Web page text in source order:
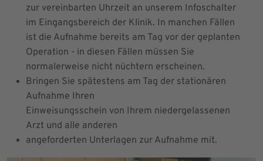
zur vereinbarten Uhrzeit an unserem Infoschalter
im Eingangsbereich der Klinik. In manchen Fällen
ist die Aufnahme bereits am Tag vor der geplanten
Operation - in diesen Fällen müssen Sie
normalerweise nicht nüchtern erscheinen.
Bringen Sie spätestens am Tag der stationären
Aufnahme Ihren
Einweisungsschein von Ihrem niedergelassenen
Arzt und alle anderen
angeforderten Unterlagen zur Aufnahme mit.